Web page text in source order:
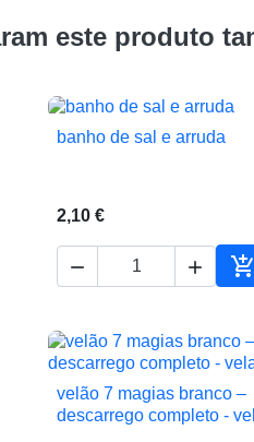
este produto
ao carrinho
 Vista rápida
banho de sal e arruda
2,10 €
  
 Vista rápida
velão 7 magias branco –
descarrego completo -